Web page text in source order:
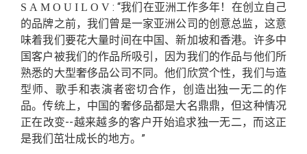
SAMOUILOV : “我们在亚洲工作多年！在创立自己
的品牌之前，我们曾是一家亚洲公司的创意总监，这意
味着我们要花大量时间在中国、新加坡和香港。许多中
国客户被我们的作品所吸引，因为我们的作品与他们所
熟悉的大型奢侈品公司不同。他们欣赏个性，我们与造
型师、歌手和表演者密切合作，创造出独一无二的作
品。传统上，中国的奢侈品都是大名鼎鼎，但这种情况
正在改变--越来越多的客户开始追求独一无二，而这正
是我们茁壮成长的地方。”